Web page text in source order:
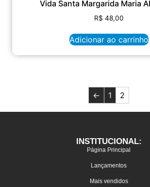
Vida Santa Margarida Maria
R$ 48,00
Adicionar ao carrinho
← 1 2
INSTITUCIONAL:
Página Principal
Lançamentos
Mais vendidos